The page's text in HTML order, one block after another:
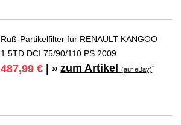
Ruß-Partikelfilter für RENAULT KANGOO
1.5TD DCI 75/90/110 PS 2009
487,99 € | » zum Artikel(auf eBay)*